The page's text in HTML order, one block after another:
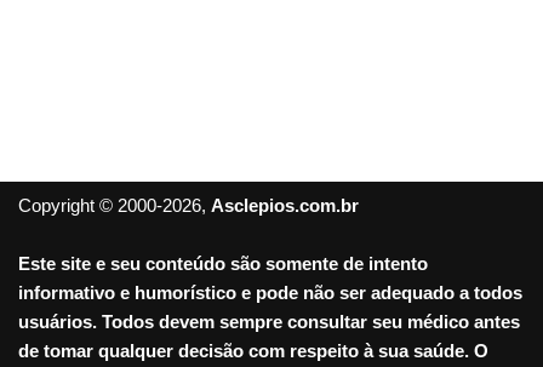
Copyright © 2000-2026, Asclepios.com.br
Este site e seu conteúdo são somente de intento
informativo e humorístico e pode não ser adequado a todos
usuários. Todos devem sempre consultar seu médico antes
de tomar qualquer decisão com respeito à sua saúde. O